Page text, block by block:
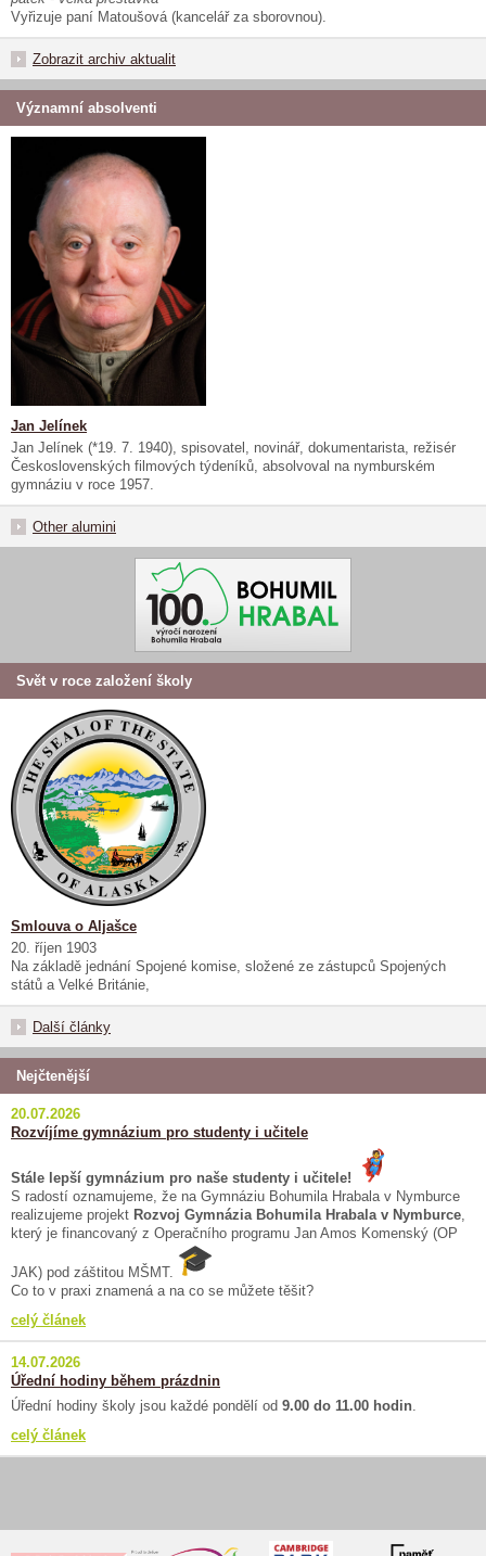
Vyřizuje paní Matoušová (kancelář za sborovnou).
Zobrazit archiv aktualit
Významní absolventi
Jan Jelínek
Jan Jelínek (*19. 7. 1940), spisovatel, novinář, dokumentarista, režisér
Československých filmových týdeníků, absolvoval na nymburském
gymnáziu v roce 1957.
Other alumini
Svět v roce založení školy
Smlouva o Aljašce
20. říjen 1903
Na základě jednání Spojené komise, složené ze zástupců Spojených
států a Velké Británie,
Další články
Nejčtenější
20.07.2026
Rozvíjíme gymnázium pro studenty i učitele
Stále lepší gymnázium pro naše studenty i učitele!
S radostí oznamujeme, že na Gymnáziu Bohumila Hrabala v Nymburce
realizujeme projekt Rozvoj Gymnázia Bohumila Hrabala v Nymburce,
který je financovaný z Operačního programu Jan Amos Komenský (OP
JAK) pod záštitou MŠMT.
Co to v praxi znamená a na co se můžete těšit?
celý článek
14.07.2026
Úřední hodiny během prázdnin
Úřední hodiny školy jsou každé pondělí od 9.00 do 11.00 hodin.
celý článek